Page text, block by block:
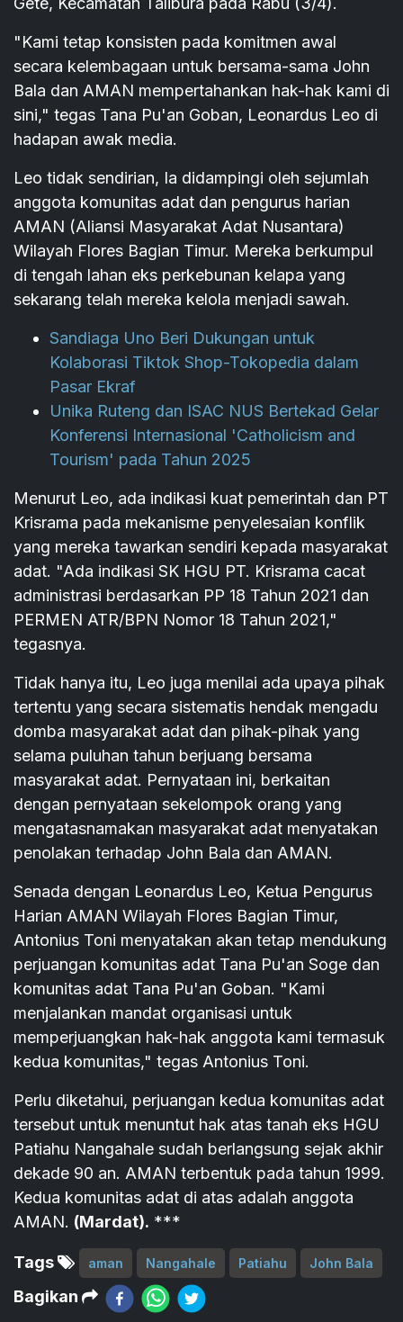
"Kami tetap konsisten pada komitmen awal
secara kelembagaan untuk bersama-sama John
Bala dan AMAN mempertahankan hak-hak kami di
sini," tegas Tana Pu'an Goban, Leonardus Leo di
hadapan awak media.
Leo tidak sendirian, Ia didampingi oleh sejumlah
anggota komunitas adat dan pengurus harian
AMAN (Aliansi Masyarakat Adat Nusantara)
Wilayah Flores Bagian Timur. Mereka berkumpul
di tengah lahan eks perkebunan kelapa yang
sekarang telah mereka kelola menjadi sawah.
Sandiaga Uno Beri Dukungan untuk
Kolaborasi Tiktok Shop-Tokopedia dalam
Pasar Ekraf
Unika Ruteng dan ISAC NUS Bertekad Gelar
Konferensi Internasional 'Catholicism and
Tourism' pada Tahun 2025
Menurut Leo, ada indikasi kuat pemerintah dan PT
Krisrama pada mekanisme penyelesaian konflik
yang mereka tawarkan sendiri kepada masyarakat
adat. "Ada indikasi SK HGU PT. Krisrama cacat
administrasi berdasarkan PP 18 Tahun 2021 dan
PERMEN ATR/BPN Nomor 18 Tahun 2021,"
tegasnya.
Tidak hanya itu, Leo juga menilai ada upaya pihak
tertentu yang secara sistematis hendak mengadu
domba masyarakat adat dan pihak-pihak yang
selama puluhan tahun berjuang bersama
masyarakat adat. Pernyataan ini, berkaitan
dengan pernyataan sekelompok orang yang
mengatasnamakan masyarakat adat menyatakan
penolakan terhadap John Bala dan AMAN.
Senada dengan Leonardus Leo, Ketua Pengurus
Harian AMAN Wilayah Flores Bagian Timur,
Antonius Toni menyatakan akan tetap mendukung
perjuangan komunitas adat Tana Pu'an Soge dan
komunitas adat Tana Pu'an Goban. "Kami
menjalankan mandat organisasi untuk
memperjuangkan hak-hak anggota kami termasuk
kedua komunitas," tegas Antonius Toni.
Perlu diketahui, perjuangan kedua komunitas adat
tersebut untuk menuntut hak atas tanah eks HGU
Patiahu Nangahale sudah berlangsung sejak akhir
dekade 90 an. AMAN terbentuk pada tahun 1999.
Kedua komunitas adat di atas adalah anggota
AMAN. (Mardat). ***
Tags aman Nangahale Patiahu John Bala
Bagikan